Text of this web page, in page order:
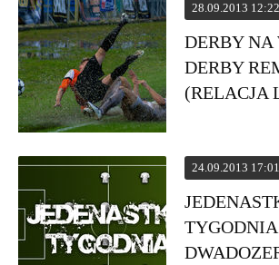
28.09.2013 12:22
DERBY NA
DERBY
(RELACJA
24.09.2013 17:01
TYGODNIA